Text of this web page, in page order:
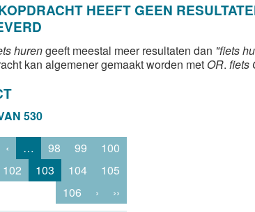
HEEFT GEEN
hurengeeft meestal meer resultaten dan "fiets
kan algemener gemaakt worden met OR. fiets
530
‹ … 98 99
100
102 103 104
105
106
› ››